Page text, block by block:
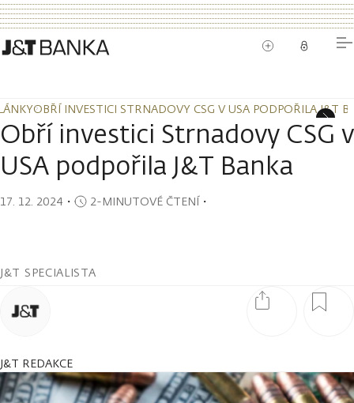
OBŘÍ INVESTICI STRNADOVY CSG V USA PODPOŘILA J&T
OBŘÍ INVESTICI STRNADOVY CSG V USA PODPOŘILA J&T
Obří investici Strnadovy CSG v
USA podpořila J&T Banka
17. 12. 2024 ・ 2-MINUTOVÉ ČTENÍ・
J&T SPECIALISTA
J&T REDAKCE